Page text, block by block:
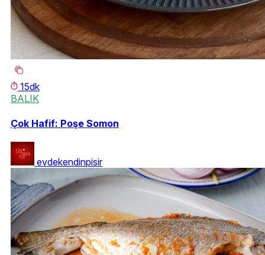
15dk
BALIK
Çok Hafif: Poşe Somon
evdekendinpisir